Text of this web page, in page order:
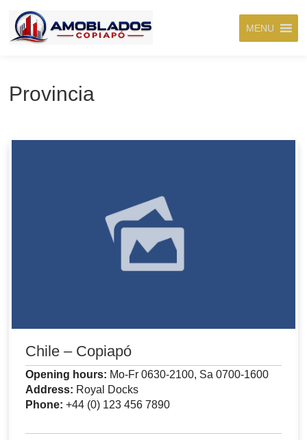
MENU
Provincia
Chile – Copiapó
Opening hours: Mo-Fr 0630-2100, Sa 0700-1600
Address: Royal Docks
Phone: +44 (0) 123 456 7890